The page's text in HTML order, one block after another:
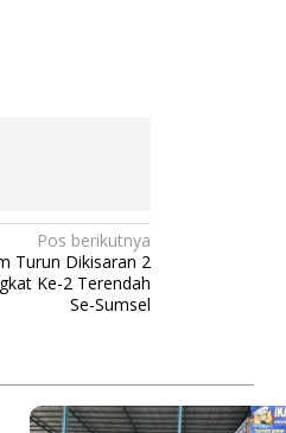
Pos berikutnya
Turun Dikisaran 2
Ke-2 Terendah
Se-Sumsel